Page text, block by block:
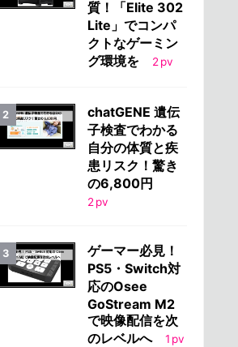
質！「Elite 302
Lite」でコンパ
クトなゲーミン
グ環境を
2 pv
chatGENE 遺伝
子検査でわかる
自分の体質と疾
患リスク！驚き
の6,800円
2 pv
ゲーマー必見！
PS5・Switch対
応のOsee
GoStream M2
で映像配信を次
のレベルへ
1 pv